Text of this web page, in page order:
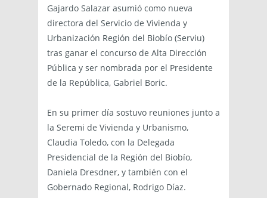
Gajardo Salazar asumió como nueva
directora del Servicio de Vivienda y
Urbanización Región del Biobío (Serviu)
tras ganar el concurso de Alta Dirección
Pública y ser nombrada por el Presidente
de la República, Gabriel Boric.
En su primer día sostuvo reuniones junto a
la Seremi de Vivienda y Urbanismo,
Claudia Toledo, con la Delegada
Presidencial de la Región del Biobío,
Daniela Dresdner, y también con el
Gobernado Regional, Rodrigo Díaz.